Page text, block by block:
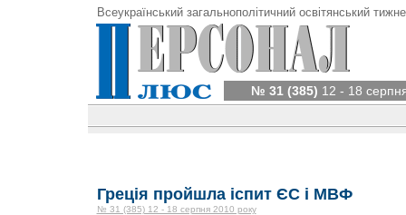
Всеукраїнський загальнополітичний освітянський
№ 31 (385) 12 - 18
Греція пройшла іспит ЄС і МВФ
№ 31 (385) 12 - 18 серпня 2010 року